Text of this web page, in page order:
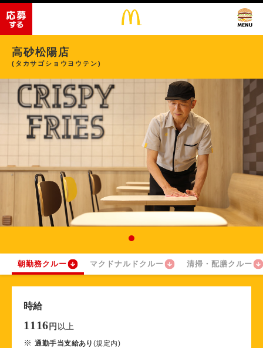
高砂松陽店
(タカサゴショウヨウテン)
朝勤務クルー マクドナルドクルー 清掃・配膳クルー
時給
1116 円 以上
※通勤手当支給あり (規定内)